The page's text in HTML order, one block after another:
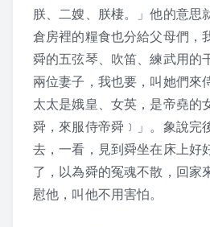
2019 敬老節活動
2018 敬老節活動
2017 敬老節活動照片
2016 敬老節照片
2015 敬老節照片
朕、二嫂、朕棲。」他的意思
倉房裡的糧食也分給父母們，
舜的五弦琴、吹笛、練武用的
兩位妻子，我也要，叫她們來
太太是娥皇、女英，是帝堯的
舜，來服侍帝舜﹞」。象說完
去，一看，見到舜坐在床上好
了，以為舜的冤魂不散，回家
慰他，叫他不用害怕。